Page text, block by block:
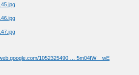
1052325490 … 5m04fW__wE